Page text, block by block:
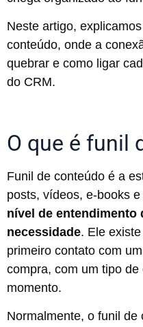
Neste artigo,
conteúdo, onde a
quebrar e como ligar
do CRM.
O que é funil
Funil de conteúdo é a
posts, vídeos, e-books
nível de entendimento
necessidade. Ele
primeiro contato com
compra, com um tipo
momento.
Normalmente, o funil de